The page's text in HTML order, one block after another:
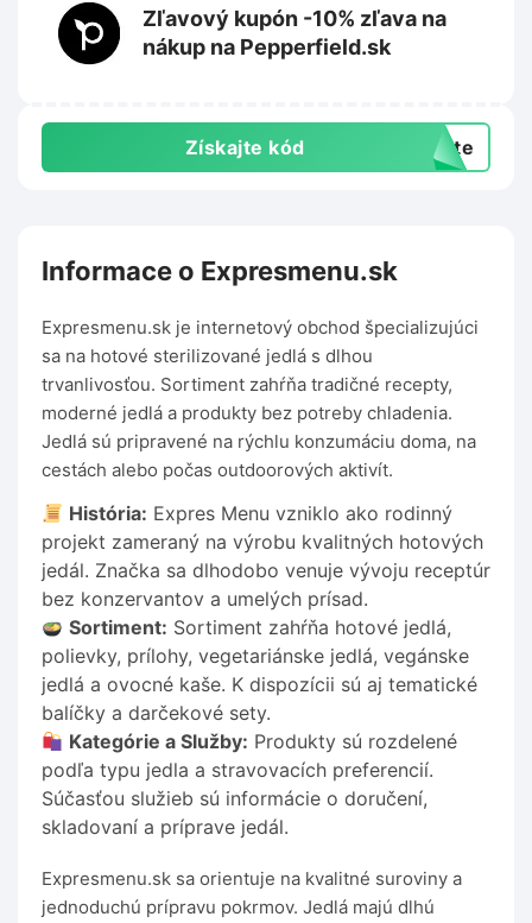
Zľavový kupón -10% zľava na
nákup na Pepperfield.sk
Získajte kód exte
Informace o Expresmenu.sk
Expresmenu.sk je internetový obchod špecializujúci
sa na hotové sterilizované jedlá s dlhou
trvanlivosťou. Sortiment zahŕňa tradičné recepty,
moderné jedlá a produkty bez potreby chladenia.
Jedlá sú pripravené na rýchlu konzumáciu doma, na
cestách alebo počas outdoorových aktivít.
História: Expres Menu vzniklo ako rodinný
projekt zameraný na výrobu kvalitných hotových
jedál. Značka sa dlhodobo venuje vývoju receptúr
bez konzervantov a umelých prísad.
Sortiment: Sortiment zahŕňa hotové jedlá,
polievky, prílohy, vegetariánske jedlá, vegánske
jedlá a ovocné kaše. K dispozícii sú aj tematické
balíčky a darčekové sety.
Kategórie a Služby: Produkty sú rozdelené
podľa typu jedla a stravovacích preferencií.
Súčasťou služieb sú informácie o doručení,
skladovaní a príprave jedál.
Expresmenu.sk sa orientuje na kvalitné suroviny a
jednoduchú prípravu pokrmov. Jedlá majú dlhú